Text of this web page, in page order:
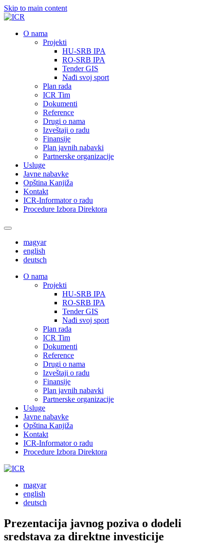
Skip to main content
О nama
Projekti
HU-SRB IPA
RO-SRB IPA
Tender GIS
Nađi svoj sport
Plan rada
ICR Tim
Dokumenti
Reference
Drugi o nama
Izveštaji o radu
Finansije
Plan javnih nabavki
Partnerske organizacije
Usluge
Javne nabavke
Opština Kanjiža
Kontakt
ICR-Informator o radu
Procedure Izbora Direktora
magyar
english
deutsch
О nama
Projekti
HU-SRB IPA
RO-SRB IPA
Tender GIS
Nađi svoj sport
Plan rada
ICR Tim
Dokumenti
Reference
Drugi o nama
Izveštaji o radu
Finansije
Plan javnih nabavki
Partnerske organizacije
Usluge
Javne nabavke
Opština Kanjiža
Kontakt
ICR-Informator o radu
Procedure Izbora Direktora
magyar
english
deutsch
Prezentacija javnog poziva o dodeli
sredstava za direktne investicije